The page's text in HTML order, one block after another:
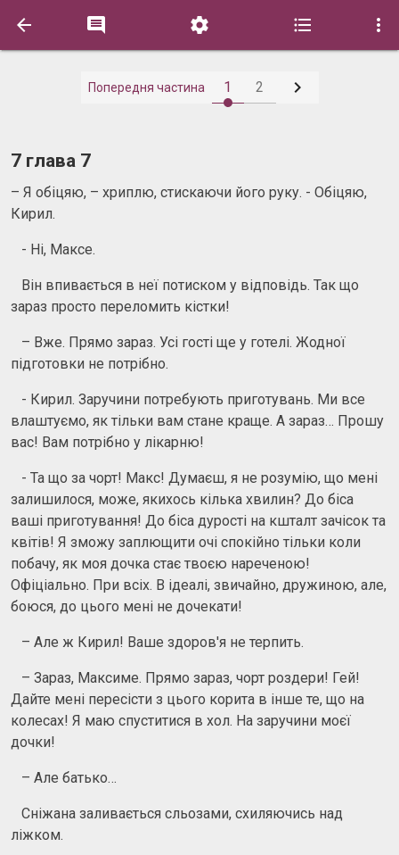
    
Попередня частина 1 2 
7 глава 7
– Я обіцяю, – хриплю, стискаючи його руку. - Обіцяю,
Кирил.
- Ні, Максе.
Він впивається в неї потиском у відповідь. Так що
зараз просто переломить кістки!
– Вже. Прямо зараз. Усі гості ще у готелі. Жодної
підготовки не потрібно.
- Кирил. Заручини потребують приготувань. Ми все
влаштуємо, як тільки вам стане краще. А зараз… Прошу
вас! Вам потрібно у лікарню!
- Та що за чорт! Макс! Думаєш, я не розумію, що мені
залишилося, може, якихось кілька хвилин? До біса
ваші приготування! До біса дурості на кшталт зачісок та
квітів! Я зможу заплющити очі спокійно тільки коли
побачу, як моя дочка стає твоєю нареченою!
Офіціально. При всіх. В ідеалі, звичайно, дружиною, але,
боюся, до цього мені не дочекати!
– Але ж Кирил! Ваше здоров'я не терпить.
– Зараз, Максиме. Прямо зараз, чорт роздери! Гей!
Дайте мені пересісти з цього корита в інше те, що на
колесах! Я маю спуститися в хол. На заручини моєї
дочки!
– Але батько…
Сніжана заливається сльозами, схиляючись над
ліжком.